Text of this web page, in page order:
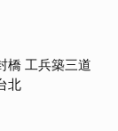
橋 工兵築三道
北